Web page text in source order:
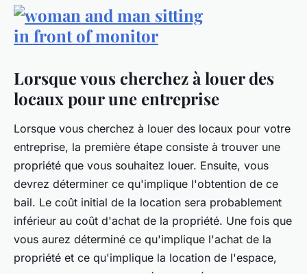
Lorsque vous cherchez à louer des
locaux pour une entreprise
Lorsque vous cherchez à louer des locaux pour votre
entreprise, la première étape consiste à trouver une
propriété que vous souhaitez louer. Ensuite, vous
devrez déterminer ce qu'implique l'obtention de ce
bail. Le coût initial de la location sera probablement
inférieur au coût d'achat de la propriété. Une fois que
vous aurez déterminé ce qu'implique l'achat de la
propriété et ce qu'implique la location de l'espace,